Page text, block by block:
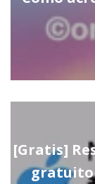
[Gratis]
gratuito